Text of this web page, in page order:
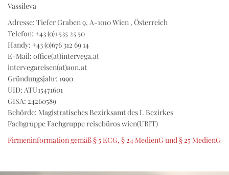
Vassileva
Adresse: Tiefer Graben 9, A-1010 Wien , Österreich
Telefon: +43 (0)1 535 25 50
Handy: +43 (0)676 312 69 14
E-Mail: office(at)intervega.at
intervegareisen(at)aon.at
Gründungsjahr: 1990
UID: ATU15471601
GISA: 24260589
Behörde: Magistratisches Bezirksamt des I. Bezirkes
Fachgruppe Fachgruppe reisebüros wien(UBIT)
Firmeninformation gemäß § 5 ECG, § 24 MedienG und § 25 MedienG